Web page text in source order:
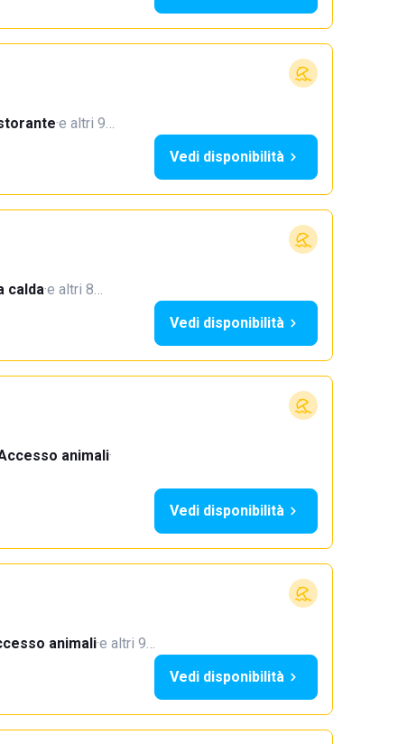
·e altri 9…
Vedi disponibilità
calda·e altri 8…
Vedi disponibilità
animali·
Vedi disponibilità
animali·e altri 9…
Vedi disponibilità